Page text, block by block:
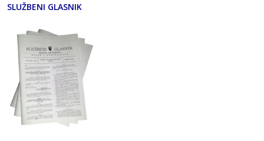
SLUŽBENI GLASNIK